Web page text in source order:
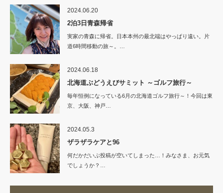
2024.06.20
2泊3日青森帰省
実家の青森に帰省。日本本州の最北端はやっぱり遠い。片
道6時間移動の旅～。…
2024.06.18
北海道ぶどうえびサミット ～ゴルフ旅行～
毎年恒例になっている6月の北海道ゴルフ旅行～！今回は東
京、大阪、神戸…
2024.05.3
ザラザラケアと96
何だかだいぶ投稿が空いてしまった…！みなさま、お元気
でしょうか？…